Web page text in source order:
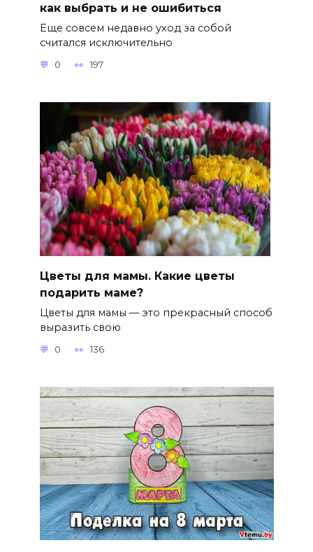
как выбрать и не ошибиться
Еще совсем недавно уход за собой
считался исключительно
0 197
Цветы для мамы. Какие цветы
подарить маме?
Цветы для мамы — это прекрасный способ
выразить свою
0 136